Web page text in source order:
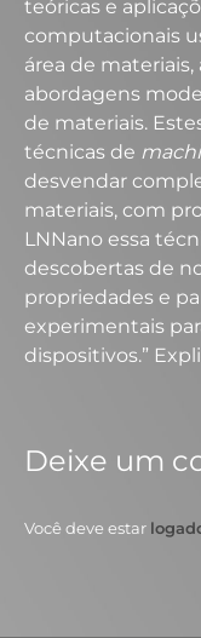
teóricas e
computacionais
área de
abordagens
de materiais.
técnicas de
desvendar
materiais, com
LNNano essa
descobertas de
propriedades e
experimentais
dispositivos.”
Deixe um
Você deve estar